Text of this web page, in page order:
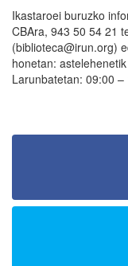
Ikastaroei buruzko
CBAra, 943 50 54 21
(biblioteca@irun.org)
honetan:
Larunbatetan: 09:00 –